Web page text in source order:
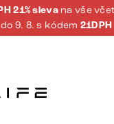
21% sleva na vše
do 9. 8. s kódem 21DPH